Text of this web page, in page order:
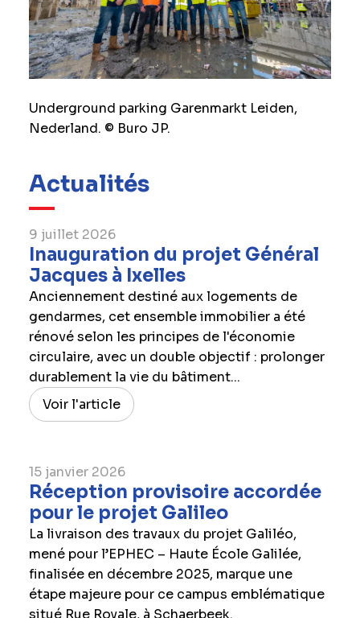
Underground parking Garenmarkt Leiden,
Nederland. © Buro JP.
Actualités
9 juillet 2026
Inauguration du projet Général
Jacques à Ixelles
Anciennement destiné aux logements de
gendarmes, cet ensemble immobilier a été
rénové selon les principes de l'économie
circulaire, avec un double objectif : prolonger
durablement la vie du bâtiment...
Voir l'article
15 janvier 2026
Réception provisoire accordée
pour le projet Galileo
La livraison des travaux du projet Galiléo,
mené pour l’EPHEC – Haute École Galilée,
finalisée en décembre 2025, marque une
étape majeure pour ce campus emblématique
situé Rue Royale, à Schaerbeek.